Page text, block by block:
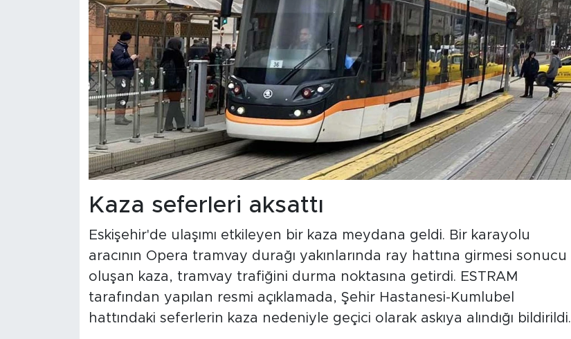
Kaza seferleri aksattı
Eskişehir'de ulaşımı etkileyen bir kaza meydana geldi. Bir karayolu
aracının Opera tramvay durağı yakınlarında ray hattına girmesi sonucu
oluşan kaza, tramvay trafiğini durma noktasına getirdi. ESTRAM
tarafından yapılan resmi açıklamada, Şehir Hastanesi-Kumlubel
hattındaki seferlerin kaza nedeniyle geçici olarak askıya alındığı bildirildi.